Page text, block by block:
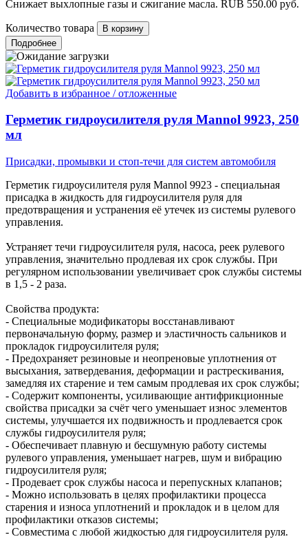
Снижает выхлопные газы и сжигание масла. RUB 550.00 руб.
Количество товара
Подробнее
Добавить в избранное / отложенные
Герметик гидроусилителя руля Mannol 9923, 250
мл
Присадки, промывки и стоп-течи для систем автомобиля
Герметик гидроусилителя руля Mannol 9923 - специальная
присадка в жидкость для гидроусилителя руля для
предотвращения и устранения её утечек из системы рулевого
управления.
Устраняет течи гидроусилителя руля, насоса, реек рулевого
управления, значительно продлевая их срок службы. При
регулярном использовании увеличивает срок службы системы
в 1,5 - 2 раза.
Свойства продукта:
- Специальные модификаторы восстанавливают
первоначальную форму, размер и эластичность сальников и
прокладок гидроусилителя руля;
- Предохраняет резиновые и неопреновые уплотнения от
высыхания, затвердевания, деформации и растрескивания,
замедляя их старение и тем самым продлевая их срок службы;
- Содержит компоненты, усиливающие антифрикционные
свойства присадки за счёт чего уменьшает износ элементов
системы, улучшается их подвижность и продлевается срок
службы гидроусилителя руля;
- Обеспечивает плавную и бесшумную работу системы
рулевого управления, уменьшает нагрев, шум и вибрацию
гидроусилителя руля;
- Продевает срок службы насоса и перепускных клапанов;
- Можно использовать в целях профилактики процесса
старения и износа уплотнений и прокладок и в целом для
профилактики отказов системы;
- Совместима с любой жидкостью для гидроусилителя руля.